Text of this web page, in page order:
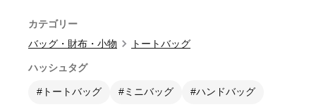
カテゴリー
バッグ・財布・小物
トートバッグ
ハッシュタグ
#トートバッグ #ミニバッグ #ハンドバッグ